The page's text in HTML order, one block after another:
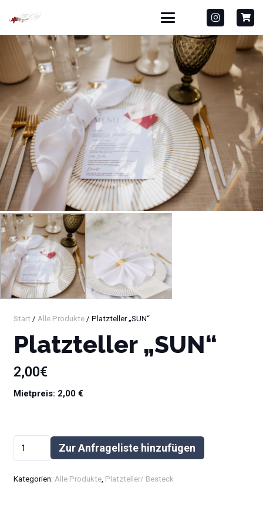
Start/ Alle Produkte/ Platzteller „SUN“
Platzteller „SUN“
2,00€
Mietpreis: 2,00 €
Platzteller
"SUN"
Zur Anfrageliste hinzufügen
Alternative:
Kategorien: Alle Produkte, Platzteller/ Besteck